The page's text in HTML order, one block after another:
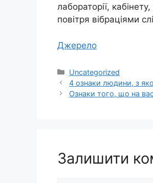
лабораторії,
повітря вібраціями
Джерело
Категорії
Uncategorized
4 ознаки людини, з
Ознаки того, що на
Залишити